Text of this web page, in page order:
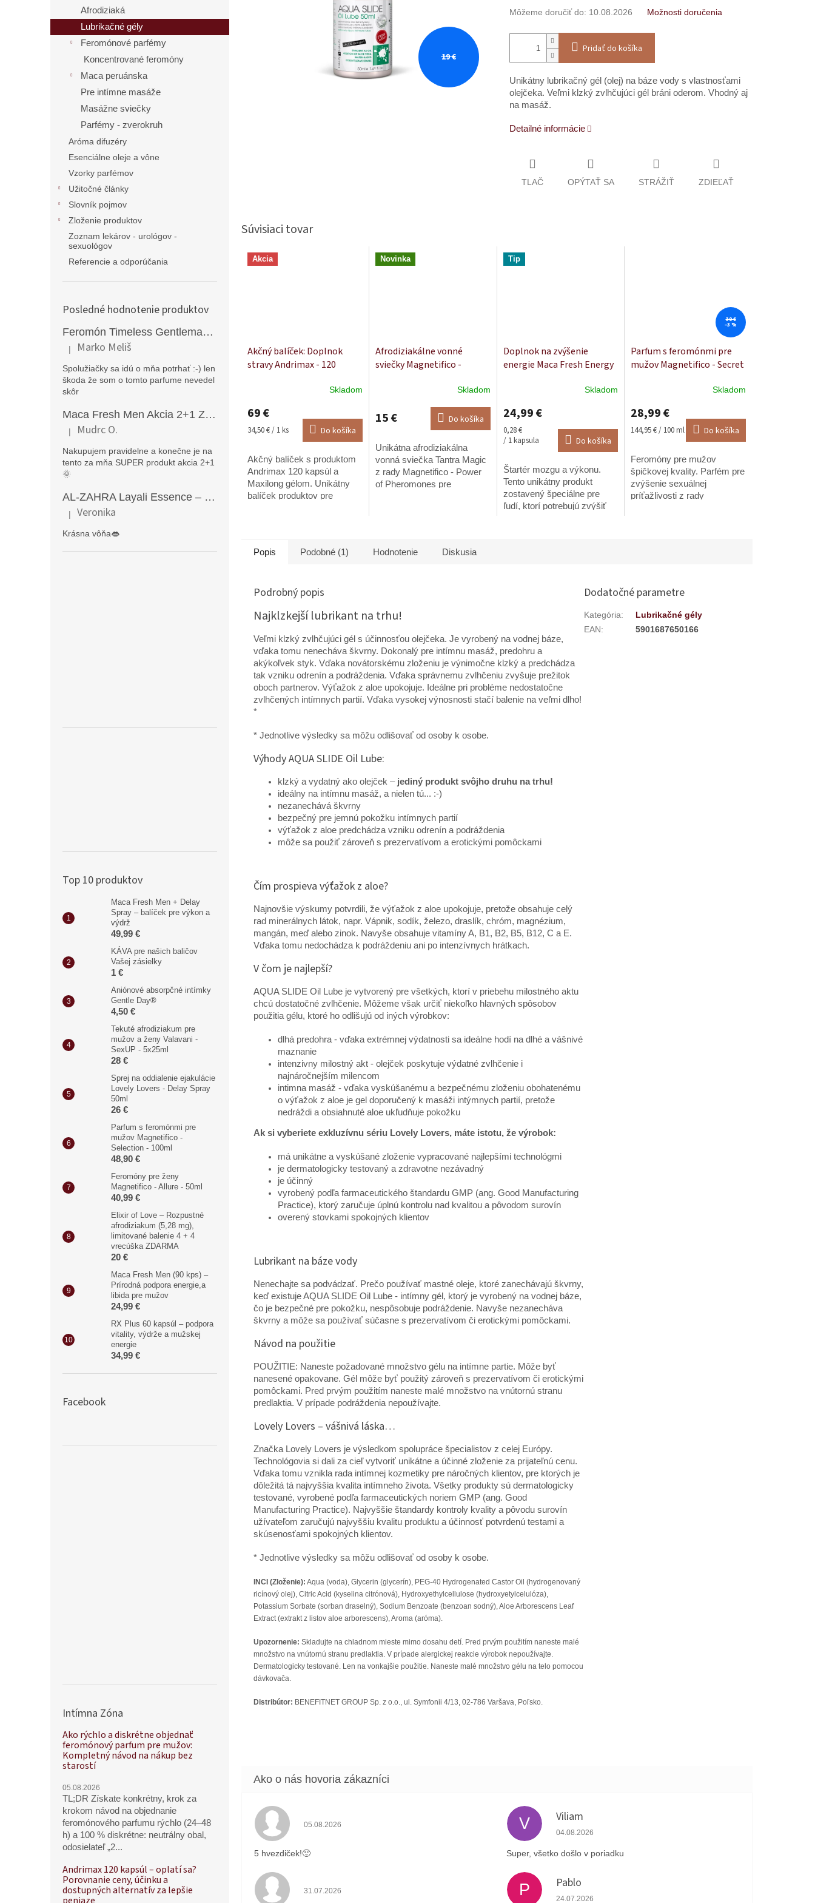
Afrodiziaká
Lubrikačné gély
Feromónové parfémy
Koncentrované feromóny
Maca peruánska
Pre intímne masáže
Masážne sviečky
Parfémy - zverokruh
Aróma difuzéry
Esenciálne oleje a vône
Vzorky parfémov
Užitočné články
Slovník pojmov
Zloženie produktov
Zoznam lekárov - urológov -
sexuológov
Referencie a odporúčania
Posledné hodnotenie produktov
Feromón Timeless Gentleman silný feromónový parfém pre mužov - 50ml
Hodnotenie produktu je 5 z 5 hviezdičiek.
| Marko Meliš
Spolužiačky sa idú o mňa potrhať :-) len
škoda že som o tomto parfume nevedel
skôr
Maca Fresh Men Akcia 2+1 ZDARMA (270kapsúl )
Hodnotenie produktu je 5 z 5 hviezdičiek.
| Mudrc O.
Nakupujem pravidelne a konečne je na
tento za mňa SUPER produkt akcia 2+1
🌞
AL-ZAHRA Layali Essence – zmyselný arabský parfém pre ženy s originálnymi orientálnymi tónmi v luxusnom dubajskom štýle (50 ml)
Hodnotenie produktu je 5 z 5 hviezdičiek.
| Veronika
Krásna vôňa👄
Top 10 produktov
Maca Fresh Men + Delay
Spray – balíček pre výkon a
výdrž
49,99 €
KÁVA pre našich baličov
Vašej zásielky
1 €
Aniónové absorpčné intímky
Gentle Day®
4,50 €
Tekuté afrodiziakum pre
mužov a ženy Valavani -
SexUP - 5x25ml
28 €
Sprej na oddialenie ejakulácie
Lovely Lovers - Delay Spray
50ml
26 €
Parfum s feromónmi pre
mužov Magnetifico -
Selection - 100ml
48,90 €
Feromóny pre ženy
Magnetifico - Allure - 50ml
40,99 €
Elixir of Love – Rozpustné
afrodiziakum (5,28 mg),
limitované balenie 4 + 4
vrecúška ZDARMA
20 €
Maca Fresh Men (90 kps) –
Prírodná podpora energie,a
libida pre mužov
24,99 €
RX Plus 60 kapsúl – podpora
vitality, výdrže a mužskej
energie
34,99 €
Facebook
Intímna Zóna
Ako rýchlo a diskrétne objednať
feromónový parfum pre mužov:
Kompletný návod na nákup bez
starostí
05.08.2026
TL;DR Získate konkrétny, krok za
krokom návod na objednanie
feromónového parfumu rýchlo (24–48
h) a 100 % diskrétne: neutrálny obal,
odosielateľ „2...
Andrimax 120 kapsúl – oplatí sa?
Porovnanie ceny, účinku a
dostupných alternatív za lepšie
19 €
Môžeme doručiť do: 10.08.2026 Možnosti doručenia
Pridať do košíka
Unikátny lubrikačný gél (olej) na báze vody s vlastnosťami
olejčeka. Veľmi klzký zvlhčujúci gél bráni oderom. Vhodný aj
na masáž.
Detailné informácie
TLAČ OPÝTAŤ SA STRÁŽIŤ ZDIEĽAŤ
Súvisiaci tovar
Akcia
Akčný balíček: Doplnok
stravy Andrimax - 120
produktu
je
5,0
5
hviezdičiek.
Skladom
69 €
Jednotková
34,50 € / 1 ks Do košíka
Akčný balíček s produktom
Andrimax 120 kapsúl a
Maxilong gélom. Unikátny
balíček produktov pre
Novinka
Afrodiziakálne vonné
sviečky Magnetifico -
produktu
z
5
hviezdičiek.
Skladom
15 € Do košíka
Unikátna afrodiziakálna
vonná sviečka Tantra Magic
z rady Magnetifico - Power
of Pheromones pre
Tip
Doplnok na zvýšenie
energie Maca Fresh Energy
produktu
je
4,5
hviezdičiek.
Skladom
24,99 €
Jednotková
cena:
0,28 €
/ 1 kapsula
Do košíka
Štartér mozgu a výkonu.
Tento unikátny produkt
zostavený špeciálne pre
ľudí, ktorí potrebujú zvýšiť
30 €
–3 %
Parfum s feromónmi pre
mužov Magnetifico - Secret
produktu
je
5,0
5
hviezdičiek.
Skladom
28,99 €
Jednotková
144,95 € / 100 ml Do košíka
Feromóny pre mužov
špičkovej kvality. Parfém pre
zvýšenie sexuálnej
príťažlivosti z rady
Popis
Podobné (1) Hodnotenie Diskusia
Podrobný popis
Najklzkejší lubrikant na trhu!
Veľmi klzký zvlhčujúci gél s účinnosťou olejčeka. Je vyrobený na vodnej báze,
vďaka tomu nenecháva škvrny. Dokonalý pre intímnu masáž, predohru a
akýkoľvek styk. Vďaka novátorskému zloženiu je výnimočne klzký a predchádza
tak vzniku odrenín a podráždenia. Vďaka správnemu zvlhčeniu zvyšuje prežitok
oboch partnerov. Výťažok z aloe upokojuje. Ideálne pri probléme nedostatočne
zvlhčených intímnych partií. Vďaka vysokej výnosnosti stačí balenie na veľmi dlho!
*
* Jednotlive výsledky sa môžu odlišovať od osoby k osobe.
Výhody AQUA SLIDE Oil Lube:
klzký a vydatný ako olejček – jediný produkt svôjho druhu na trhu!
ideálny na intímnu masáž, a nielen tú... :-)
nezanechává škvrny
bezpečný pre jemnú pokožku intímnych partií
výťažok z aloe predchádza vzniku odrenín a podráždenia
môže sa použiť zároveň s prezervatívom a erotickými pomôckami
Čím prospieva výťažok z aloe?
Najnovšie výskumy potvrdili, že výťažok z aloe upokojuje, pretože obsahuje celý
rad minerálnych látok, napr. Vápnik, sodík, železo, draslík, chróm, magnézium,
mangán, meď alebo zinok. Navyše obsahuje vitamíny A, B1, B2, B5, B12, C a E.
Vďaka tomu nedochádza k podráždeniu ani po intenzívnych hrátkach.
V čom je najlepší?
AQUA SLIDE Oil Lube je vytvorený pre všetkých, ktorí v priebehu milostného aktu
chcú dostatočné zvlhčenie. Môžeme však určiť niekoľko hlavných spôsobov
použitia gélu, ktoré ho odlišujú od iných výrobkov:
dlhá predohra - vďaka extrémnej výdatnosti sa ideálne hodí na dlhé a vášnivé
maznanie
intenzivny milostný akt - olejček poskytuje výdatné zvlhčenie i
najnáročnejším milencom
intimna masáž - vďaka vyskúšanému a bezpečnému zloženiu obohatenému
o výťažok z aloe je gel doporučený k masáži intýmnych partií, pretože
nedráždi a obsiahnuté aloe ukľudňuje pokožku
Ak si vyberiete exkluzívnu sériu Lovely Lovers, máte istotu, že výrobok:
má unikátne a vyskúšané zloženie vypracované najlepšími technológmi
je dermatologicky testovaný a zdravotne nezávadný
je účinný
vyrobený podľa farmaceutického štandardu GMP (ang. Good Manufacturing
Practice), ktorý zaručuje úplnú kontrolu nad kvalitou a pôvodom surovín
overený stovkami spokojných klientov
Lubrikant na báze vody
Nenechajte sa podvádzať. Prečo používať mastné oleje, ktoré zanechávajú škvrny,
keď existuje AQUA SLIDE Oil Lube - intímny gél, ktorý je vyrobený na vodnej báze,
čo je bezpečné pre pokožku, nespôsobuje podráždenie. Navyše nezanecháva
škvrny a môže sa používať súčasne s prezervatívom či erotickými pomôckami.
Návod na použitie
POUŽITIE: Naneste požadované množstvo gélu na intímne partie. Môže byť
nanesené opakovane. Gél môže byť použitý zároveň s prezervatívom či erotickými
pomôckami. Pred prvým použitím naneste malé množstvo na vnútornú stranu
predlaktia. V prípade podráždenia nepoužívajte.
Lovely Lovers – vášnivá láska…
Značka Lovely Lovers je výsledkom spolupráce špecialistov z celej Európy.
Technológovia si dali za cieľ vytvoriť unikátne a účinné zloženie za prijateľnú cenu.
Vďaka tomu vznikla rada intímnej kozmetiky pre náročných klientov, pre ktorých je
dôležitá tá najvyššia kvalita intímneho života. Všetky produkty sú dermatologicky
testované, vyrobené podľa farmaceutických noriem GMP (ang. Good
Manufacturing Practice). Najvyššie štandardy kontroly kvality a pôvodu surovín
užívateľom zaručujú najvyššiu kvalitu produktu a účinnosť potvrdenú testami a
skúsenosťami spokojných klientov.
* Jednotlive výsledky sa môžu odlišovať od osoby k osobe.
INCI (Zloženie): Aqua (voda), Glycerin (glycerín), PEG-40 Hydrogenated Castor Oil (hydrogenovaný
ricínový olej), Citric Acid (kyselina citrónová), Hydroxyethylcellulose (hydroxyetylcelulóza),
Potassium Sorbate (sorban draselný), Sodium Benzoate (benzoan sodný), Aloe Arborescens Leaf
Extract (extrakt z listov aloe arborescens), Aroma (aróma).
Upozornenie: Skladujte na chladnom mieste mimo dosahu detí. Pred prvým použitím naneste malé
množstvo na vnútornú stranu predlaktia. V prípade alergickej reakcie výrobok nepoužívajte.
Dermatologicky testované. Len na vonkajšie použitie. Naneste malé množstvo gélu na telo pomocou
dávkovača.
Distribútor: BENEFITNET GROUP Sp. z o.o., ul. Symfonii 4/13, 02-786 Varšava, Poľsko.
Dodatočné parametre
Kategória:
Lubrikačné gély
EAN: 5901687650166
Hodnotenie obchodu je 5 z 5 hviezdičiek.
05.08.2026
5 hvezdiček!🙂
V Viliam
Hodnotenie obchodu je 5 z 5 hviezdičiek.
04.08.2026
Super, všetko došlo v poriadku
Hodnotenie obchodu je 4 z 5 hviezdičiek.
31.07.2026 P Pablo
Hodnotenie obchodu je 1 z 5 hviezdičiek.
24.07.2026